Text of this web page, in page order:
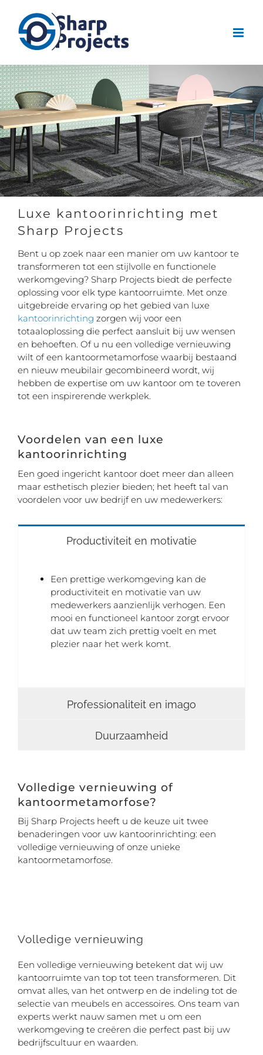
inhoud
Luxe kantoorinrichting met
Sharp Projects
Bent u op zoek naar een manier om uw kantoor te
transformeren tot een stijlvolle en functionele
werkomgeving? Sharp Projects biedt de perfecte
oplossing voor elk type kantoorruimte. Met onze
uitgebreide ervaring op het gebied van luxe
kantoorinrichting zorgen wij voor een
totaaloplossing die perfect aansluit bij uw wensen
en behoeften. Of u nu een volledige vernieuwing
wilt of een kantoormetamorfose waarbij bestaand
en nieuw meubilair gecombineerd wordt, wij
hebben de expertise om uw kantoor om te toveren
tot een inspirerende werkplek.
Voordelen van een luxe
kantoorinrichting
Een goed ingericht kantoor doet meer dan alleen
maar esthetisch plezier bieden; het heeft tal van
voordelen voor uw bedrijf en uw medewerkers:
Productiviteit en motivatie
Een prettige werkomgeving kan de
productiviteit en motivatie van uw
medewerkers aanzienlijk verhogen. Een
mooi en functioneel kantoor zorgt ervoor
dat uw team zich prettig voelt en met
plezier naar het werk komt.
Professionaliteit en imago
Duurzaamheid
Volledige vernieuwing of
kantoormetamorfose?
Bij Sharp Projects heeft u de keuze uit twee
benaderingen voor uw kantoorinrichting: een
volledige vernieuwing of onze unieke
kantoormetamorfose.
Volledige vernieuwing
Een volledige vernieuwing betekent dat wij uw
kantoorruimte van top tot teen transformeren. Dit
omvat alles, van het ontwerp en de indeling tot de
selectie van meubels en accessoires. Ons team van
experts werkt nauw samen met u om een
werkomgeving te creëren die perfect past bij uw
bedrijfscultuur en waarden.